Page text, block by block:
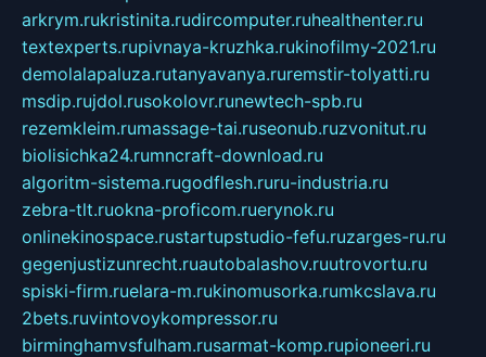
arkrym.rukristinita.rudircomputer.ruhealthenter.ru
textexperts.rupivnaya-kruzhka.rukinofilmy-2021.ru
demolalapaluza.rutanyavanya.ruremstir-tolyatti.ru
msdip.rujdol.rusokolovr.runewtech-spb.ru
rezemkleim.rumassage-tai.ruseonub.ruzvonitut.ru
biolisichka24.rumncraft-download.ru
algoritm-sistema.rugodflesh.ruru-industria.ru
zebra-tlt.ruokna-proficom.ruerynok.ru
onlinekinospace.rustartupstudio-fefu.ruzarges-ru.ru
gegenjustizunrecht.ruautobalashov.ruutrovortu.ru
spiski-firm.ruelara-m.rukinomusorka.rumkcslava.ru
2bets.ruvintovoykompressor.ru
birminghamvsfulham.rusarmat-komp.rupioneeri.ru